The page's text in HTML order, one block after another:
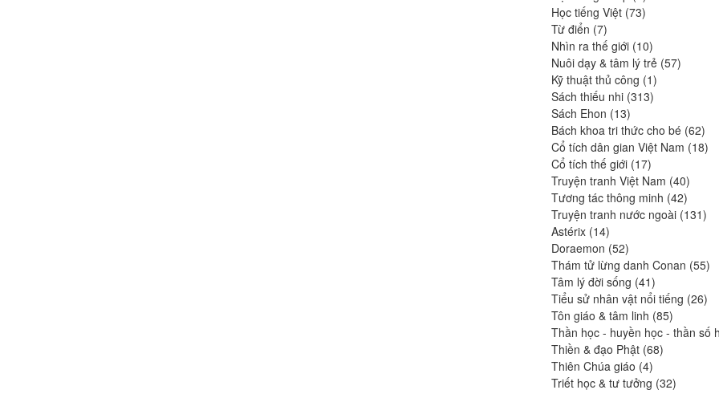
produits
Học tiếng Việt 7373
Từ điển 77
produits
Nhìn ra thế giới 1010
produits
Nuôi dạy & tâm lý trẻ 5757
Kỹ thuật thủ công 11
produit
Sách thiếu nhi 313313
Sách Ehon 1313
produits
Bách khoa tri thức cho bé 6262
Cổ tích dân gian Việt Nam 1818
Cổ tích thế giới 1717
produits
Truyện tranh Việt Nam 4040
produits
Tương tác thông minh 4242
produits
Truyện tranh nước ngoài 131131
Astérix 1414
produits
Doraemon 5252
produits
Thám tử lừng danh Conan 5555
Tâm lý đời sống 4141
produits
Tiểu sử nhân vật nổi tiếng 2626
Tôn giáo & tâm linh 8585
produits
Thần học - huyền học - thần số
Thiền & đạo Phật 6868
Thiên Chúa giáo 44
produits
Triết học & tư tưởng 3232